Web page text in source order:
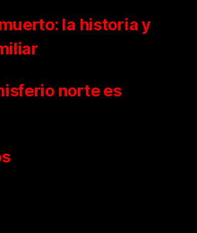
la historia y
norte es